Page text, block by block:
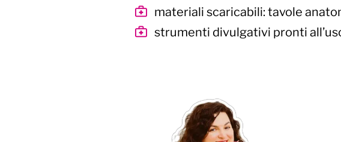
materiali scaricabili: tavole
strumenti divulgativi pronti